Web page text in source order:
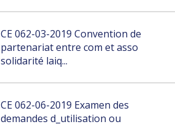
CE 062-03-2019 Convention de
partenariat entre com et asso
solidarité laiq...
CE 062-06-2019 Examen des
demandes d_utilisation ou